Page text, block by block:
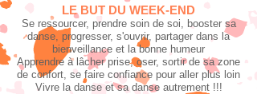
LE BUT DU WEEK-END
Se ressourcer, prendre soin de soi, booster sa
danse, progresser, s'ouvrir, partager dans la
bienveillance et la bonne humeur
Apprendre à lâcher prise, oser, sortir de sa zone
de confort, se faire confiance pour aller plus loin
Vivre la danse et sa danse autrement !!!